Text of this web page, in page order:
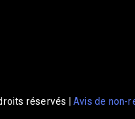
réservés |Avis de non-